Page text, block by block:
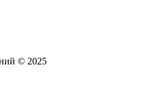
© 2025